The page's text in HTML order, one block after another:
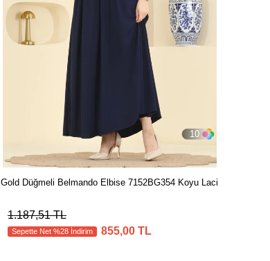
10
Gold Düğmeli Belmando Elbise 7152BG354 Koyu Laci
1.187,51 TL
Sepette Net %28 İndirim 855,00 TL